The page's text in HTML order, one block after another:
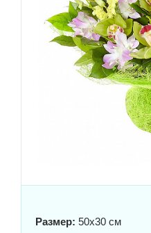
Размер: 50x30 см